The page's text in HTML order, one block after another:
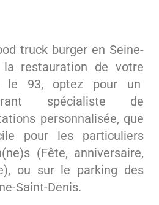
truck burger en Seine-
la restauration de votre
le 93, optez pour un
spécialiste de
personnalisée, que
pour les particuliers
(Fête, anniversaire,
ou sur le parking des
Saint-Denis.